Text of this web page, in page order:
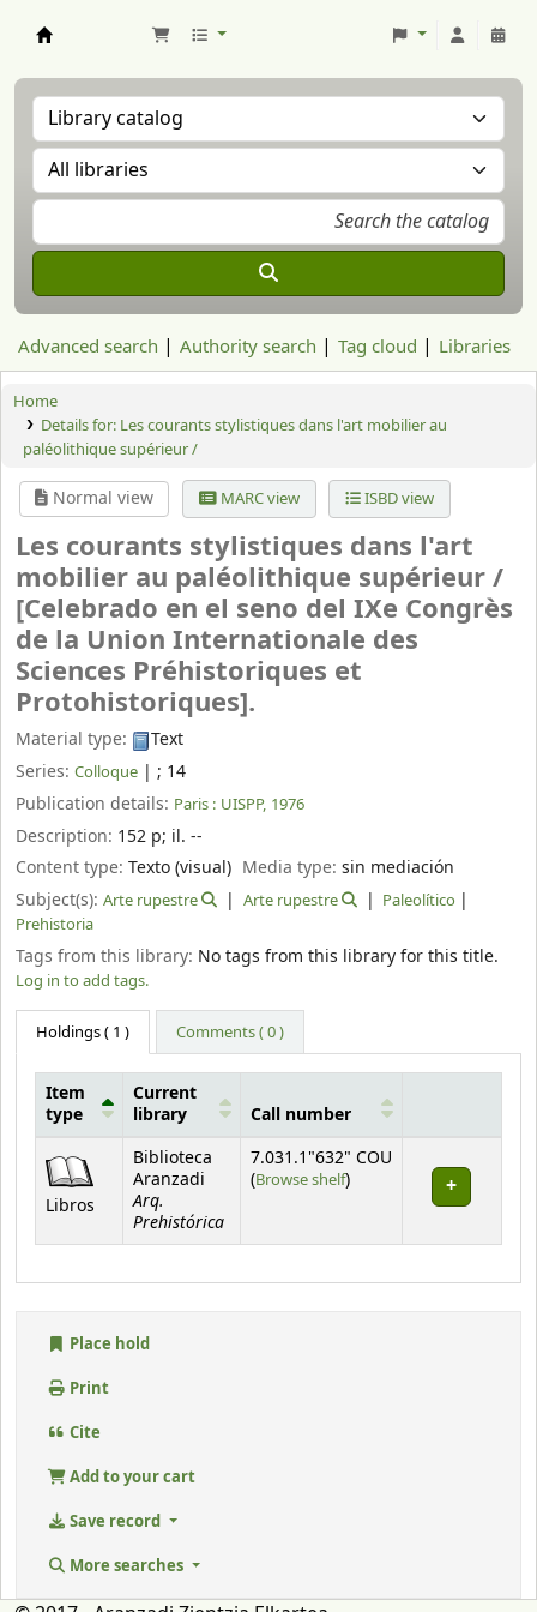
Advanced search Authority search Tag cloud Libraries
Home
Details for: Les courants stylistiques dans l'art mobilier au
paléolithique supérieur /
Normal view MARC view ISBD view
Les courants stylistiques dans l'art
mobilier au paléolithique supérieur /
[Celebrado en el seno del IXe Congrès
de la Union Internationale des
Sciences Préhistoriques et
Protohistoriques].
Material type:
Text
Series: Colloque | ; 14
Publication details: Paris : UISPP, 1976
Description: 152 p; il. --
Content type: Texto (visual) Media type:sin mediación
Subject(s): Arte rupestre Arte rupestre
Paleolítico
Prehistoria
Tags from this library: No tags from this library for this title.
Log in to add tags.
Holdings( 1 ) Comments ( 0 )
Item
type
Current
library
Call number
Libros
Biblioteca
Aranzadi
Arq.
Prehistórica
7.031.1"632" COU
(Browse shelf(Opens below)
)
Place hold
Print
Cite
Add to your cart
Save record
More searches